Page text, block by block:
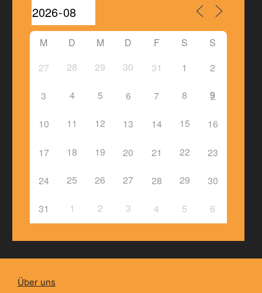
M D M D F S
S
27
28 29 30 31 1 2
3 4 5 6 7 8 9
10 11 12 13 14 15 16
17 18 19 20 21 22 23
24 25 26 27 28 29 30
31 1 2 3 4 5 6
Über uns